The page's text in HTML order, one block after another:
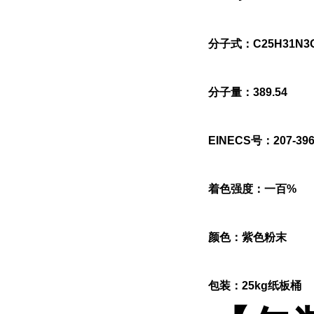
分子式：
分子量：389.54
EINECS号：207-
着色强度：一百%
颜色：紫色粉末
包装：25kg纸板桶